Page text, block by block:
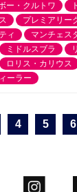
ー・クルトワ
プレミアリー
ィ
マンチェス
ミドルスブラ
ロリス・カリウス
ーラー
4 5 6